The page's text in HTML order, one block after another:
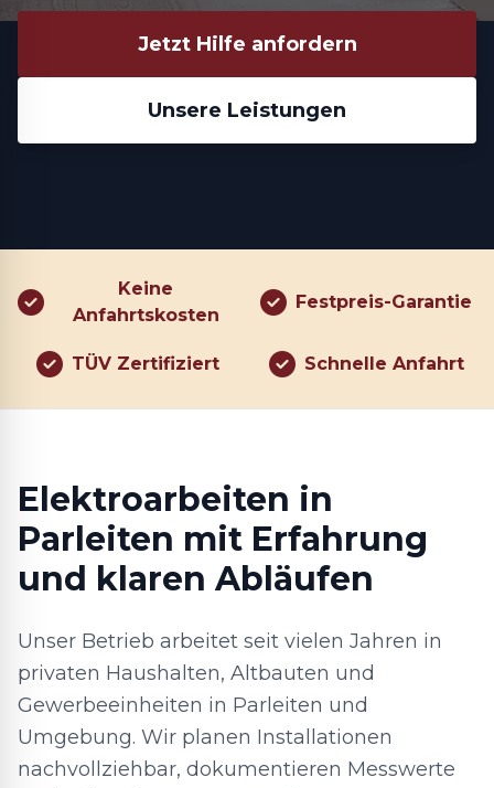
Jetzt Hilfe anfordern
Unsere Leistungen
Keine
Anfahrtskosten
Festpreis-Garantie
TÜV Zertifiziert Schnelle Anfahrt
Elektroarbeiten in
Parleiten mit Erfahrung
und klaren Abläufen
Unser Betrieb arbeitet seit vielen Jahren in
privaten Haushalten, Altbauten und
Gewerbeeinheiten in Parleiten und
Umgebung. Wir planen Installationen
nachvollziehbar, dokumentieren Messwerte